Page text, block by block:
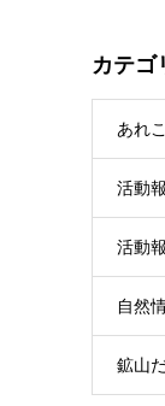
カテゴ
あれ
活動
活動
自然
鉱山